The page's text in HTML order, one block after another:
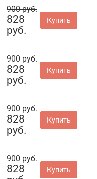
900 руб.
828
руб.
Купить
900 руб.
828
руб.
Купить
900 руб.
828
руб.
Купить
900 руб.
828
Купить